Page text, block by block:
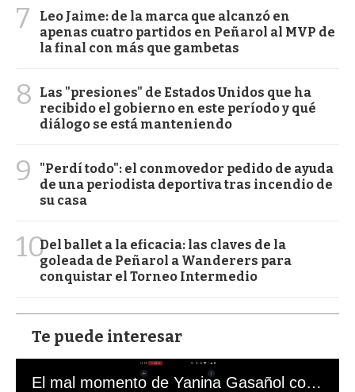
7
Leo Jaime: de la marca que alcanzó en
apenas cuatro partidos en Peñarol al MVP de
la final con más que gambetas
8
Las "presiones" de Estados Unidos que ha
recibido el gobierno en este período y qué
diálogo se está manteniendo
9
"Perdí todo": el conmovedor pedido de ayuda
de una periodista deportiva tras incendio de
su casa
10Del ballet a la eficacia: las claves de la
goleada de Peñarol a Wanderers para
conquistar el Torneo Intermedio
Te puede interesar
El mal momento de Yanina Gasañol con un hincha argentino en "Subrayado"